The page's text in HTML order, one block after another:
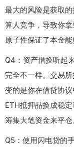
最大的风险是获取
算人竞争，导致你
原子性保证了本金
Q4：资产借换听起
完全不一样。交易
变的是你在借贷协
ETH抵押品换成稳
筹集大笔资金来平仓
Q5：使用闪电贷的